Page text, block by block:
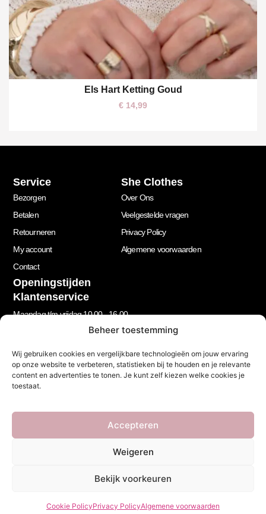
Beheer toestemming
Wij gebruiken cookies en vergelijkbare technologieën om jouw ervaring
op onze website te verbeteren, statistieken bij te houden en je relevante
content en advertenties te tonen. Je kunt zelf kiezen welke cookies je
toestaat.
Accepteren
Weigeren
Bekijk voorkeuren
Cookie PolicyPrivacy PolicyAlgemene voorwaarden
One size
Els Hart Ketting Goud
€ 14,99
Service
Bezorgen
Betalen
Retourneren
My account
Contact
She Clothes
Over Ons
Veelgestelde vragen
Privacy Policy
Algemene voorwaarden
Openingstijden
Klantenservice
Maandag t/m vrijdag 10.00 - 16.00
Nieuwsbrief
Let’s stay in touch!
Schrijf je in voor onze nieuwsbrief!
Newsletter